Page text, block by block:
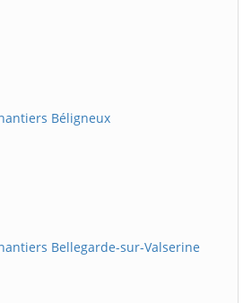
Béligneux
Bellegarde-sur-Valserine